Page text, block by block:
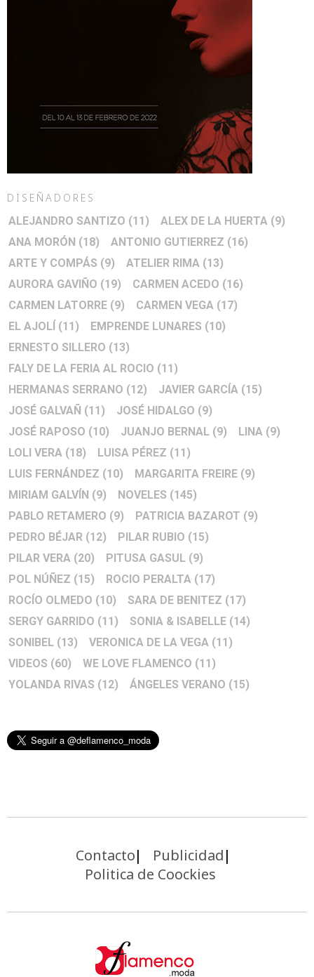
DISEÑADORES
ALEJANDRO SANTIZO (11) ALEX DE LA HUERTA (9)
ANA MORÓN (18) ANTONIO GUTIERREZ (16)
ARTE Y COMPÁS (9) ATELIER RIMA (13)
AURORA GAVIÑO (19) CARMEN ACEDO (16)
CARMEN LATORRE (9) CARMEN VEGA (17)
EL AJOLÍ (11) EMPRENDE LUNARES (10)
ERNESTO SILLERO (13)
FALY DE LA FERIA AL ROCIO (11)
HERMANAS SERRANO (12) JAVIER GARCÍA (15)
JOSÉ GALVAÑ (11) JOSÉ HIDALGO (9)
JOSÉ RAPOSO (10) JUANJO BERNAL (9) LINA (9)
LOLI VERA (18) LUISA PÉREZ (11)
LUIS FERNÁNDEZ (10) MARGARITA FREIRE (9)
MIRIAM GALVÍN (9) NOVELES (145)
PABLO RETAMERO (9) PATRICIA BAZAROT (9)
PEDRO BÉJAR (12) PILAR RUBIO (15)
PILAR VERA (20) PITUSA GASUL (9)
POL NÚÑEZ (15) ROCIO PERALTA (17)
ROCÍO OLMEDO (10) SARA DE BENITEZ (17)
SERGY GARRIDO (11) SONIA & ISABELLE (14)
SONIBEL (13) VERONICA DE LA VEGA (11)
VIDEOS (60) WE LOVE FLAMENCO (11)
YOLANDA RIVAS (12) ÁNGELES VERANO (15)
Contacto
Publicidad
Politica de Coockies